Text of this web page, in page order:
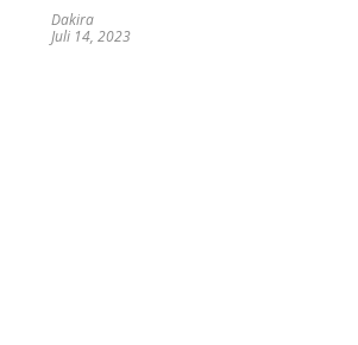
Dakira
Juli 14, 2023